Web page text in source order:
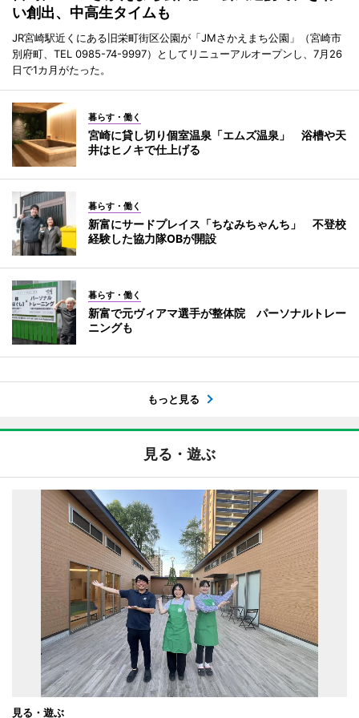
い創出、中高生タイムも
JR宮崎駅近くにある旧栄町街区公園が「JMさかえまち公園」（宮崎市
別府町、TEL 0985-74-9997）としてリニューアルオープンし、7月26
日で1カ月がたった。
暮らす・働く
宮崎に貸し切り個室温泉「エムズ温泉」 浴槽や天
井はヒノキで仕上げる
暮らす・働く
新富にサードプレイス「ちなみちゃんち」 不登校
経験した協力隊OBが開設
暮らす・働く
新富で元ヴィアマ選手が整体院 パーソナルトレー
ニングも
もっと見る
見る・遊ぶ
見る・遊ぶ